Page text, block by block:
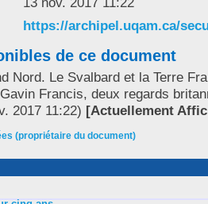
https://archipel.uqam.ca/
de ce document
Nord. Le Svalbard et la Terre
Francis, deux regards
2017 11:22) [Actuellement
(propriétaire du document)